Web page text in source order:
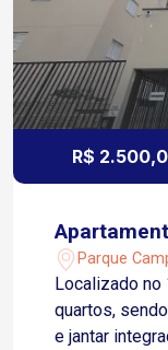
R$
Parque
Localizado no
quartos,
e jantar